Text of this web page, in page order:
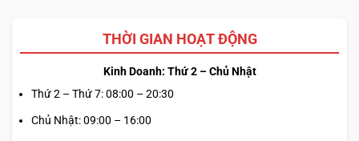
THỜI GIAN HOẠT ĐỘNG
Kinh Doanh: Thứ 2 – Chủ Nhật
Thứ 2 – Thứ 7: 08:00 – 20:30
Chủ Nhật: 09:00 – 16:00